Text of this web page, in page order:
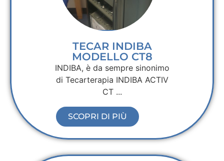
TECAR INDIBA
MODELLO CT8
INDIBA, è da sempre sinonimo
di Tecarterapia INDIBA ACTIV
CT ...
SCOPRI DI PIÙ